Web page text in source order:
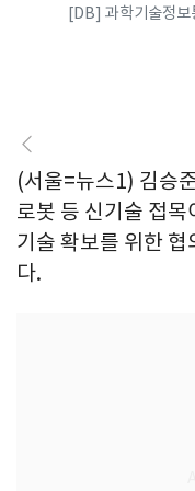
[DB] 과학기술정보
(서울=뉴스1) 김승
로봇 등 신기술 접
기술 확보를 위한
다.